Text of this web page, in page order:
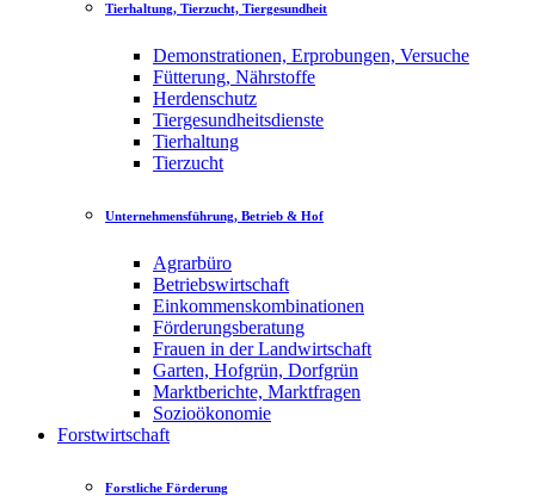
Tierhaltung, Tierzucht, Tiergesundheit
Demonstrationen, Erprobungen, Versuche
Fütterung, Nährstoffe
Herdenschutz
Tiergesundheitsdienste
Tierhaltung
Tierzucht
Unternehmensführung, Betrieb & Hof
Agrarbüro
Betriebswirtschaft
Einkommenskombinationen
Förderungsberatung
Frauen in der Landwirtschaft
Garten, Hofgrün, Dorfgrün
Marktberichte, Marktfragen
Sozioökonomie
Forstwirtschaft
Forstliche Förderung